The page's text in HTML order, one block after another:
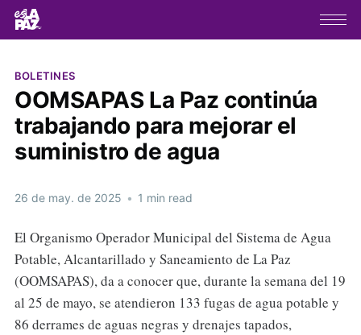
BOLETINES
OOMSAPAS La Paz continúa
trabajando para mejorar el
suministro de agua
26 de may. de 2025 • 1 min read
El Organismo Operador Municipal del Sistema de Agua
Potable, Alcantarillado y Saneamiento de La Paz
(OOMSAPAS), da a conocer que, durante la semana del 19
al 25 de mayo, se atendieron 133 fugas de agua potable y
86 derrames de aguas negras y drenajes tapados,